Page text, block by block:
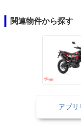
関連物件から探す
アプリ